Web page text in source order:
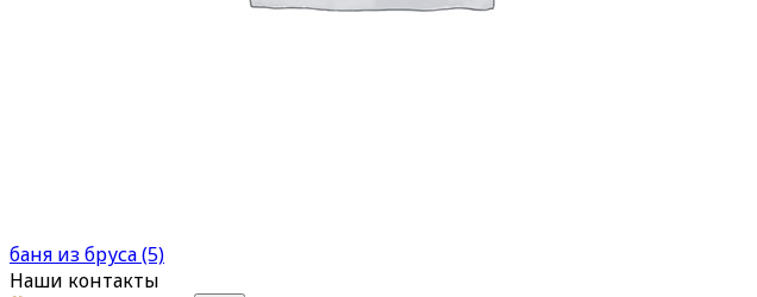
баня из бруса (5)
Наши контакты